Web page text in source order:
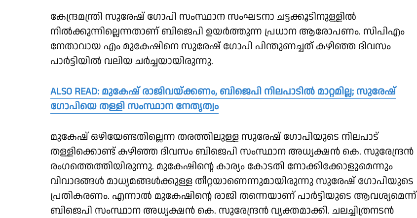
കേന്ദ്രമന്ത്രി സുരേഷ് ഗോപി സംസ്ഥാന സംഘടനാ ചട്ടക്കൂടിനുള്ളിൽ
നിൽക്കുന്നില്ലെന്നതാണ് ബിജെപി ഉയർത്തുന്ന പ്രധാന ആരോപണം. സിപിഎം
നേതാവായ എം മുകേഷിനെ സുരേഷ് ഗോപി പിന്തുണച്ചത് കഴിഞ്ഞ ദിവസം
പാർട്ടിയിൽ വലിയ ചർച്ചയായിരുന്നു.
ALSO READ: മുകേഷ് രാജിവയ്ക്കണം, ബിജെപി നിലപാടിൽ മാറ്റമില്ല; സുരേഷ്
ഗോപിയെ തള്ളി സംസ്ഥാന നേതൃത്വം
മുകേഷ് ഒഴിയേണ്ടതില്ലെന്ന തരത്തിലുള്ള സുരേഷ് ഗോപിയുടെ നിലപാട്
തള്ളിക്കൊണ്ട് കഴിഞ്ഞ ദിവസം ബിജെപി സംസ്ഥാന അധ്യക്ഷൻ കെ. സുരേന്ദ്രൻ
രംഗത്തെത്തിയിരുന്നു. മുകേഷിൻ്റെ കാര്യം കോടതി നോക്കിക്കോളുമെന്നും
വിവാദങ്ങൾ മാധ്യമങ്ങൾക്കുള്ള തീറ്റയാണെന്നുമായിരുന്നു സുരേഷ് ഗോപിയുടെ
പ്രതികരണം. എന്നാൽ മുകേഷിൻ്റെ രാജി തന്നെയാണ് പാർട്ടിയുടെ ആവശ്യമെന്ന്
ബിജെപി സംസ്ഥാന അധ്യക്ഷൻ കെ. സുരേന്ദ്രൻ വ്യക്തമാക്കി. ചലച്ചിത്രനടൻ